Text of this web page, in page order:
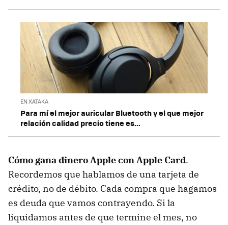
EN XATAKA
Para mí el mejor auricular Bluetooth y el que mejor
relación calidad precio tiene es...
Cómo gana dinero Apple con Apple Card.
Recordemos que hablamos de una tarjeta de
crédito, no de débito. Cada compra que hagamos
es deuda que vamos contrayendo. Si la
liquidamos antes de que termine el mes, no